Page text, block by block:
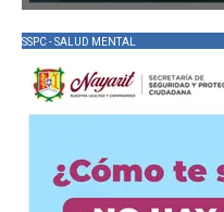
SSPC - SALUD MENTAL